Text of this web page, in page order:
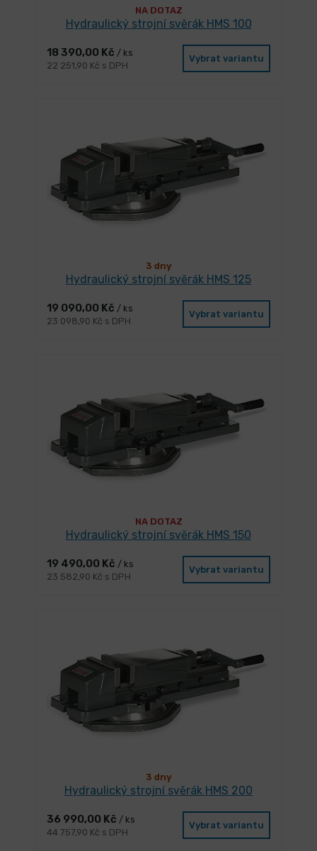
NA DOTAZ
Hydraulický strojní svěrák HMS 100
18 390,00 Kč / ks
22 251,90 Kč s DPH
Vybrat variantu
3 dny
Hydraulický strojní svěrák HMS 125
19 090,00 Kč / ks
23 098,90 Kč s DPH
Vybrat variantu
NA DOTAZ
Hydraulický strojní svěrák HMS 150
19 490,00 Kč / ks
23 582,90 Kč s DPH
Vybrat variantu
3 dny
Hydraulický strojní svěrák HMS 200
36 990,00 Kč / ks
44 757,90 Kč s DPH
Vybrat variantu